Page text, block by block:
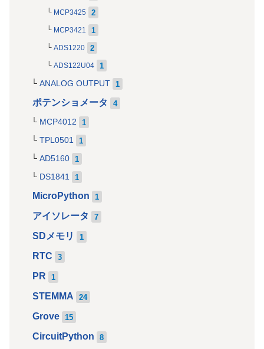
MCP3425 2
MCP3421 1
ADS1220 2
ADS122U04 1
ANALOG OUTPUT 1
ポテンショメータ 4
MCP4012 1
TPL0501 1
AD5160 1
DS1841 1
MicroPython 1
アイソレータ 7
SDメモリ 1
RTC 3
PR 1
STEMMA 24
Grove 15
CircuitPython 8